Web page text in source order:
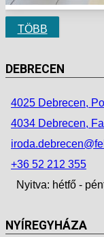
TÖBB
DEBRECEN
4025 Debrecen,
4034 Debrecen,
+36 52 212 355
Nyitva: hétfő -
NYÍREGYHÁZA